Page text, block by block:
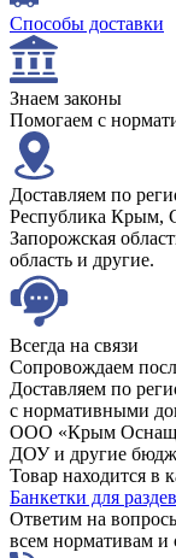
Способы доставки
Знаем законы
Помогаем с
Доставляем по
Республика Крым,
Запорожская
область и другие.
Всегда на связи
Сопровождаем
Доставляем по
с нормативными
ООО «Крым
ДОУ и другие
Товар находится в
Банкетки для
Ответим на
всем нормативам и